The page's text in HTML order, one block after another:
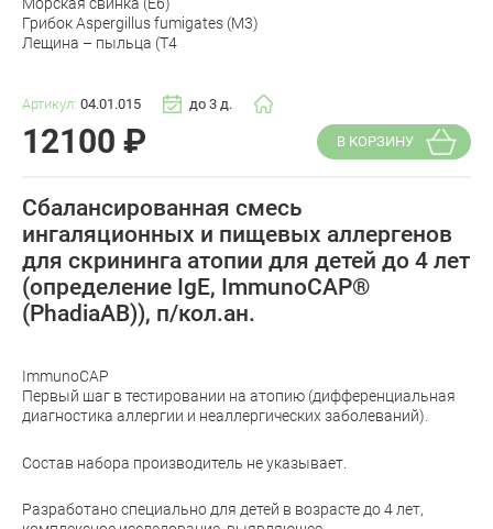
Грибок Aspergillus fumigates (M3)
Лещина – пыльца (T4
Артикул: 04.01.015 до 3 д.
12100 ₽ В КОРЗИНУ
Сбалансированная смесь
ингаляционных и пищевых аллергенов
для скрининга атопии для детей до 4 лет
(определение IgE, ImmunoCAP®
(PhadiaAB)), п/кол.ан.
ImmunoCAP
Первый шаг в тестировании на атопию (дифференциальная
диагностика аллергии и неаллергических заболеваний).
Состав набора производитель не указывает.
Разработано специально для детей в возрасте до 4 лет,